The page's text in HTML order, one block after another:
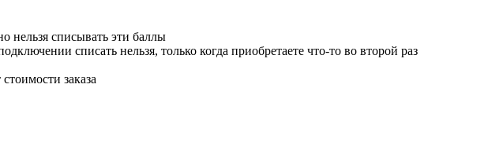
нельзя списывать эти баллы
списать нельзя, только когда приобретаете что-то во второй раз
заказа